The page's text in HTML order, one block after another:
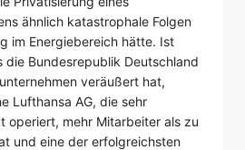
ähnlich katastrophale Folgen
im Energiebereich hätte. Ist
die Bundesrepublik Deutschland
veräußert hat,
Lufthansa AG, die sehr
operiert, mehr Mitarbeiter als zu
und eine der erfolgreichsten